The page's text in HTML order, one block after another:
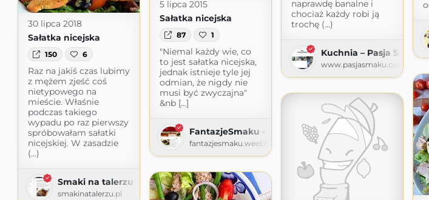
naprawdę banalne i
chociaż każdy robi ją
trochę (...)
Kuchnia – Pasja Smaku
www.pasjasmaku.com
5 lipca 2015
Sałatka nicejska
87 1
"Niemal każdy wie, co
to jest sałatka nicejska,
jednak istnieje tyle jej
odmian, że nigdy nie
musi być zwyczajna"
&nb [...]
FantazjeSmaku - Blog kulinarny
fantazjesmaku.weebly.com
30 lipca 2018
Sałatka nicejska
150 6
Raz na jakiś czas lubimy
z mężem zjeść coś
nietypowego na
mieście. Właśnie
podczas takiego
wypadu po raz pierwszy
spróbowałam sałatki
nicejskiej. W zasadzie
(...)
Smaki na talerzu
smakinatalerzu.pl